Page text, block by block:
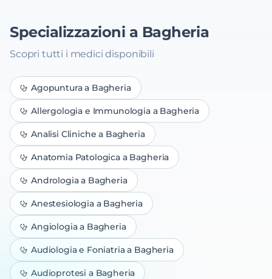
Specializzazioni a Bagheria
Scopri tutti i medici disponibili
Agopunturaa Bagheria
Allergologia e Immunologiaa Bagheria
Analisi Cliniche a Bagheria
Anatomia Patologicaa Bagheria
Andrologiaa Bagheria
Anestesiologiaa Bagheria
Angiologiaa Bagheria
Audiologia e Foniatriaa Bagheria
Audioprotesi a Bagheria